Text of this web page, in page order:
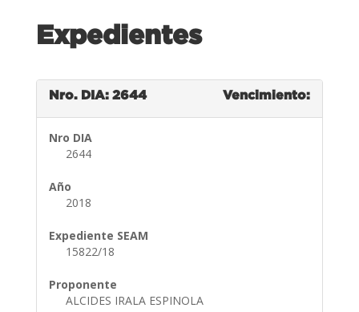
Expedientes
Nro. DIA: 2644 Vencimiento:
Nro DIA
2644
Año
2018
Expediente SEAM
15822/18
Proponente
ALCIDES IRALA ESPINOLA